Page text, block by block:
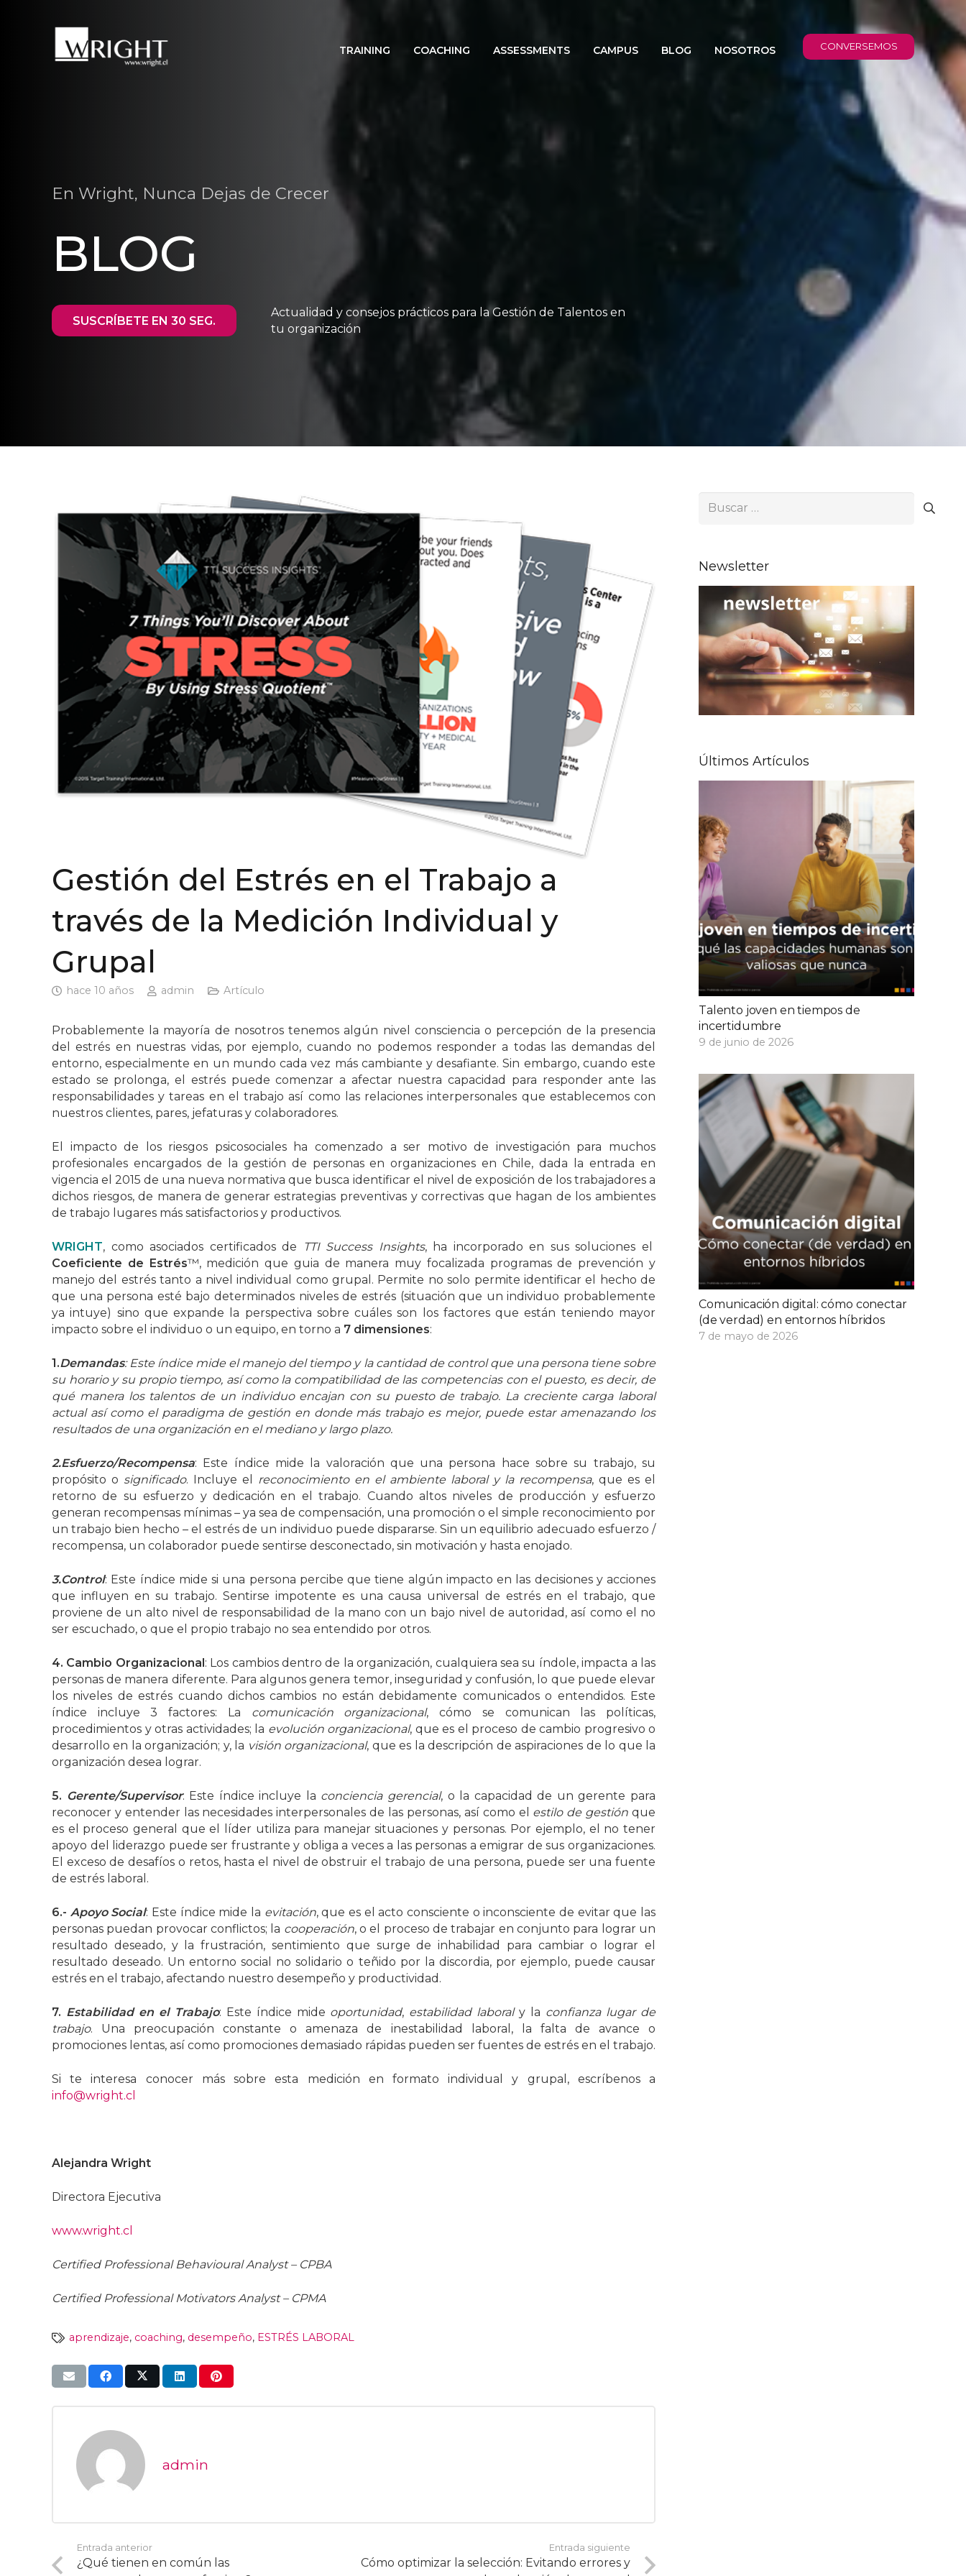
TRAINING COACHING ASSESSMENTS CAMPUS BLOG NOSOTROS CONVERSEMOS
En Wright, Nunca Dejas de Crecer
BLOG
SUSCRÍBETE EN 30 SEG.
Actualidad y consejos prácticos para la Gestión de Talentos en
tu organización
Gestión del Estrés en el Trabajo a
través de la Medición Individual y
Grupal
hace 10 años admin Artículo
Probablemente la mayoría de nosotros tenemos algún nivel consciencia o percepción de la presencia
del estrés en nuestras vidas, por ejemplo, cuando no podemos responder a todas las demandas del
entorno, especialmente en un mundo cada vez más cambiante y desafiante. Sin embargo, cuando este
estado se prolonga, el estrés puede comenzar a afectar nuestra capacidad para responder ante las
responsabilidades y tareas en el trabajo así como las relaciones interpersonales que establecemos con
nuestros clientes, pares, jefaturas y colaboradores.
El impacto de los riesgos psicosociales ha comenzado a ser motivo de investigación para muchos
profesionales encargados de la gestión de personas en organizaciones en Chile, dada la entrada en
vigencia el 2015 de una nueva normativa que busca identificar el nivel de exposición de los trabajadores a
dichos riesgos, de manera de generar estrategias preventivas y correctivas que hagan de los ambientes
de trabajo lugares más satisfactorios y productivos.
WRIGHT, como asociados certificados de TTI Success Insights, ha incorporado en sus soluciones el
Coeficiente de Estrés™, medición que guia de manera muy focalizada programas de prevención y
manejo del estrés tanto a nivel individual como grupal. Permite no solo permite identificar el hecho de
que una persona esté bajo determinados niveles de estrés (situación que un individuo probablemente
ya intuye) sino que expande la perspectiva sobre cuáles son los factores que están teniendo mayor
impacto sobre el individuo o un equipo, en torno a 7 dimensiones:
1.Demandas: Este índice mide el manejo del tiempo y la cantidad de control que una persona tiene sobre
su horario y su propio tiempo, así como la compatibilidad de las competencias con el puesto, es decir, de
qué manera los talentos de un individuo encajan con su puesto de trabajo. La creciente carga laboral
actual así como el paradigma de gestión en donde más trabajo es mejor, puede estar amenazando los
resultados de una organización en el mediano y largo plazo.
2.Esfuerzo/Recompensa: Este índice mide la valoración que una persona hace sobre su trabajo, su
propósito o significado. Incluye el reconocimiento en el ambiente laboral y la recompensa, que es el
retorno de su esfuerzo y dedicación en el trabajo. Cuando altos niveles de producción y esfuerzo
generan recompensas mínimas – ya sea de compensación, una promoción o el simple reconocimiento por
un trabajo bien hecho – el estrés de un individuo puede dispararse. Sin un equilibrio adecuado esfuerzo /
recompensa, un colaborador puede sentirse desconectado, sin motivación y hasta enojado.
3.Control: Este índice mide si una persona percibe que tiene algún impacto en las decisiones y acciones
que influyen en su trabajo. Sentirse impotente es una causa universal de estrés en el trabajo, que
proviene de un alto nivel de responsabilidad de la mano con un bajo nivel de autoridad, así como el no
ser escuchado, o que el propio trabajo no sea entendido por otros.
4. Cambio Organizacional: Los cambios dentro de la organización, cualquiera sea su índole, impacta a las
personas de manera diferente. Para algunos genera temor, inseguridad y confusión, lo que puede elevar
los niveles de estrés cuando dichos cambios no están debidamente comunicados o entendidos. Este
índice incluye 3 factores: La comunicación organizacional, cómo se comunican las políticas,
procedimientos y otras actividades; la evolución organizacional, que es el proceso de cambio progresivo o
desarrollo en la organización; y, la visión organizacional, que es la descripción de aspiraciones de lo que la
organización desea lograr.
5. Gerente/Supervisor: Este índice incluye la conciencia gerencial, o la capacidad de un gerente para
reconocer y entender las necesidades interpersonales de las personas, así como el estilo de gestión que
es el proceso general que el líder utiliza para manejar situaciones y personas. Por ejemplo, el no tener
apoyo del liderazgo puede ser frustrante y obliga a veces a las personas a emigrar de sus organizaciones.
El exceso de desafíos o retos, hasta el nivel de obstruir el trabajo de una persona, puede ser una fuente
de estrés laboral.
6.- Apoyo Social: Este índice mide la evitación, que es el acto consciente o inconsciente de evitar que las
personas puedan provocar conflictos; la cooperación, o el proceso de trabajar en conjunto para lograr un
resultado deseado, y la frustración, sentimiento que surge de inhabilidad para cambiar o lograr el
resultado deseado. Un entorno social no solidario o teñido por la discordia, por ejemplo, puede causar
estrés en el trabajo, afectando nuestro desempeño y productividad.
7. Estabilidad en el Trabajo: Este índice mide oportunidad, estabilidad laboraly la confianza lugar de
trabajo. Una preocupación constante o amenaza de inestabilidad laboral, la falta de avance o
promociones lentas, así como promociones demasiado rápidas pueden ser fuentes de estrés en el trabajo.
Si te interesa conocer más sobre esta medición en formato individual y grupal, escríbenos a
info@wright.cl
Alejandra Wright
Directora Ejecutiva
www.wright.cl
Certified Professional Behavioural Analyst – CPBA
Certified Professional Motivators Analyst – CPMA
aprendizaje, coaching, desempeño, ESTRÉS LABORAL
admin
Entrada anterior
¿Qué tienen en común las
Entrada siguiente
Cómo optimizar la selección: Evitando errores y
Buscar:
Newsletter
Últimos Artículos
Talento joven en tiempos de
incertidumbre
9 de junio de 2026
Comunicación digital: cómo conectar
(de verdad) en entornos híbridos
7 de mayo de 2026